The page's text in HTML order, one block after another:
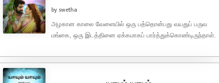
by swetha
அழகான காலை வேளையில் ஒரு பத்தொன்பது வயதுப் பருவ
மங்கை, ஒரு இடத்தினை ஏக்கமாகப் பார்த்துக்கொண்டிருந்தாள்.
ஏங்கும் வளர்ந்த ...